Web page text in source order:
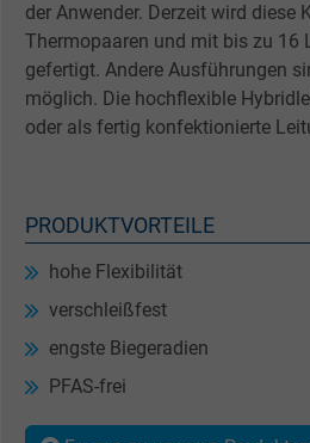
der Anwender. Derzeit wird diese
Thermopaaren und mit bis zu 16
gefertigt. Andere Ausführungen
möglich. Die hochflexible
oder als fertig konfektionierte
PRODUKTVORTEILE
hohe Flexibilität
verschleißfest
engste Biegeradien
PFAS-frei